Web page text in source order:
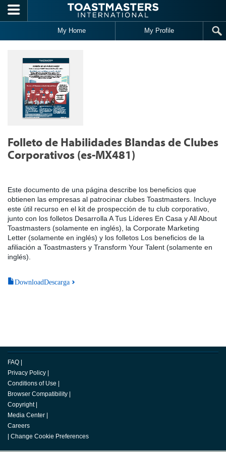
Skip to main content
My Home My Profile
Folleto de Habilidades Blandas de Clubes
Corporativos (es-MX481)
Este documento de una página describe los beneficios que
obtienen las empresas al patrocinar clubes Toastmasters. Incluye
este útil recurso en el kit de prospección de tu club corporativo,
junto con los folletos Desarrolla A Tus Líderes En Casa y All About
Toastmasters (solamente en inglés), la Corporate Marketing
Letter (solamente en inglés) y los folletos Los beneficios de la
afiliación a Toastmasters y Transform Your Talent (solamente en
inglés).
DownloadDescarga
FAQ
Privacy Policy
Conditions of Use
Browser Compatibility
Copyright
Media Center
Careers
Change Cookie Preferences